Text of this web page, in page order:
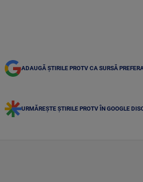
ADAUGĂ ȘTIRILE PROTV CA SURSĂ
URMĂREȘTE ȘTIRILE PROTV ÎN GOOGLE